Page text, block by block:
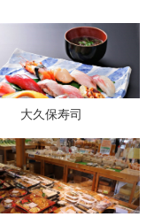
大久保寿司